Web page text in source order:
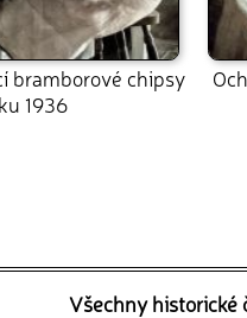
bramborové chipsy
1936
Všechny historické